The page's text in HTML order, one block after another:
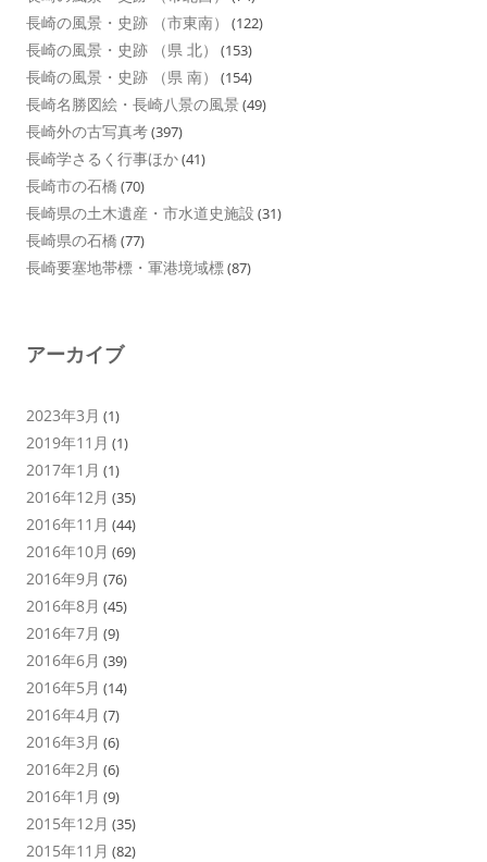
長崎の風景・史跡 （市東南） (122)
長崎の風景・史跡 （県 北） (153)
長崎の風景・史跡 （県 南） (154)
長崎名勝図絵・長崎八景の風景 (49)
長崎外の古写真考(397)
長崎学さるく行事ほか(41)
長崎市の石橋 (70)
長崎県の土木遺産・市水道史施設 (31)
長崎県の石橋 (77)
長崎要塞地帯標・軍港境域標(87)
アーカイブ
2023年3月 (1)
2019年11月 (1)
2017年1月 (1)
2016年12月 (35)
2016年11月 (44)
2016年10月 (69)
2016年9月 (76)
2016年8月 (45)
2016年7月 (9)
2016年6月 (39)
2016年5月 (14)
2016年4月 (7)
2016年3月 (6)
2016年2月 (6)
2016年1月 (9)
2015年12月 (35)
2015年11月 (82)